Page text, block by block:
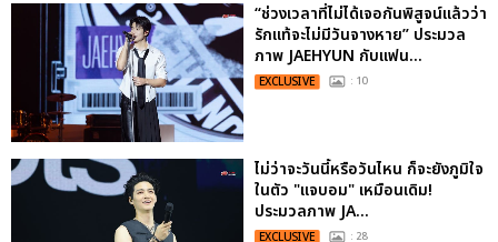
“ช่วงเวลาที่ไม่ได้เจอกันพิสูจน์แล้วว่า
รักแท้จะไม่มีวันจางหาย” ประมวล
ภาพ JAEHYUN กับแฟน...
EXCLUSIVE : 10
ไม่ว่าจะวันนี้หรือวันไหน ก็จะยังภูมิใจ
ในตัว "แจบอม" เหมือนเดิม!
ประมวลภาพ JA...
EXCLUSIVE : 28